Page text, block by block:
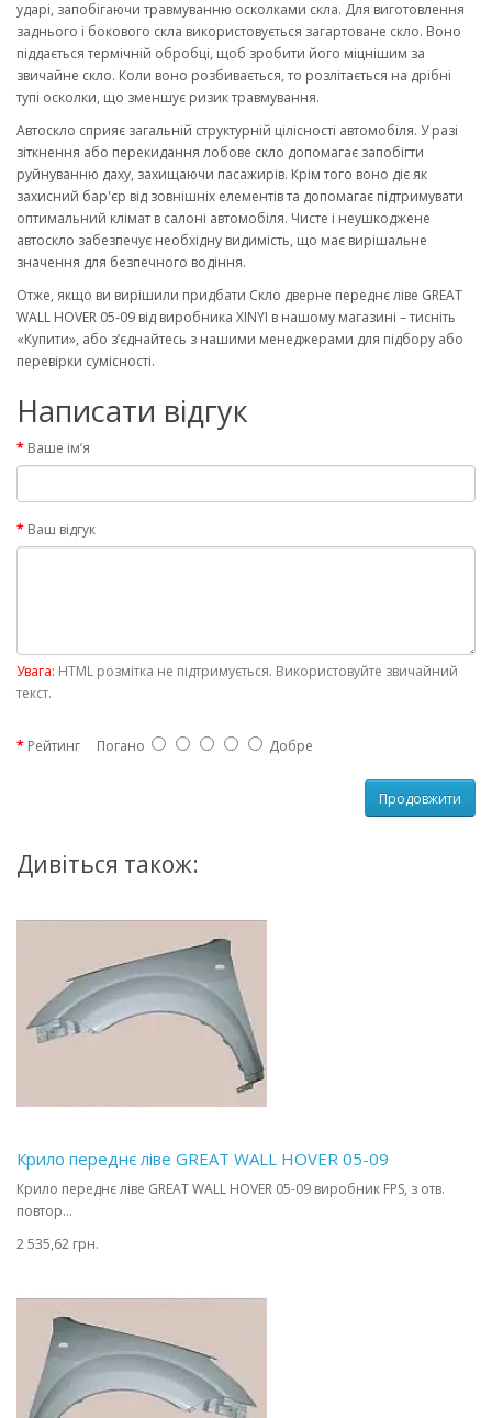
ударі, запобігаючи травмуванню осколками скла. Для виготовлення
заднього і бокового скла використовується загартоване скло. Воно
піддається термічній обробці, щоб зробити його міцнішим за
звичайне скло. Коли воно розбивається, то розлітається на дрібні
тупі осколки, що зменшує ризик травмування.
Автоскло сприяє загальній структурній цілісності автомобіля. У разі
зіткнення або перекидання лобове скло допомагає запобігти
руйнуванню даху, захищаючи пасажирів. Крім того воно діє як
захисний бар'єр від зовнішніх елементів та допомагає підтримувати
оптимальний клімат в салоні автомобіля. Чисте і неушкоджене
автоскло забезпечує необхідну видимість, що має вирішальне
значення для безпечного водіння.
Отже, якщо ви вирішили придбати Скло дверне переднє ліве GREAT
WALL HOVER 05-09 від виробника XINYI в нашому магазині – тисніть
«Купити», або з’єднайтесь з нашими менеджерами для підбору або
перевірки сумісності.
Написати відгук
Ваше ім’я
Ваш відгук
Увага: HTML розмітка не підтримується. Використовуйте звичайний
текст.
Рейтинг Погано Добре
Продовжити
Дивіться також:
Крило переднє ліве GREAT WALL HOVER 05-09
Крило переднє ліве GREAT WALL HOVER 05-09 виробник FPS, з отв.
повтор...
2 535,62 грн.